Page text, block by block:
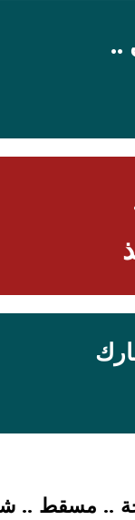
..
.. مسقط ..